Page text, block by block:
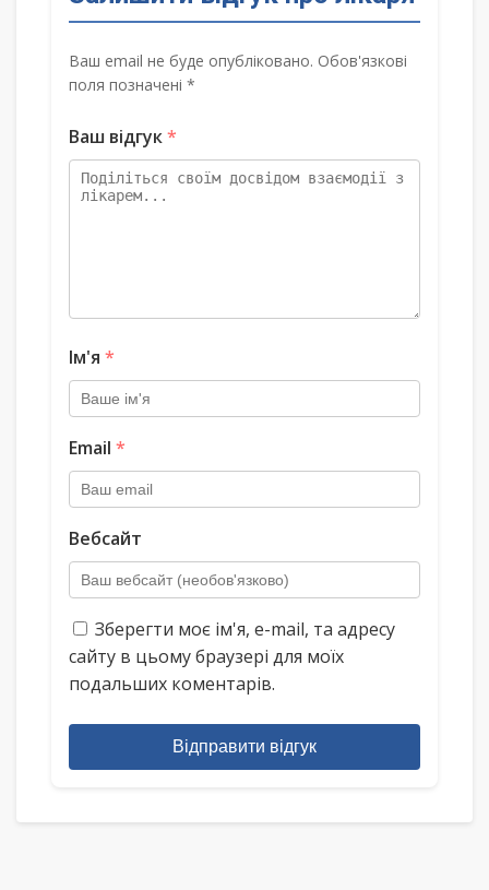
Ваш email не буде опубліковано. Обов'язкові
поля позначені *
Ваш відгук*
Ім'я *
Email *
Вебсайт
Зберегти моє ім'я, e-mail, та адресу
сайту в цьому браузері для моїх
подальших коментарів.
Відправити відгук